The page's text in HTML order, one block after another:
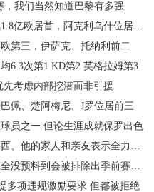
，我们当然知道巴黎有多强
亿欧居首，阿克利乌什位居第2
第三，伊萨克、托纳利前二
6.3次第1 KD第2 英格拉姆第3
考虑内部挖潜而非引援
佩、楚阿梅尼、J罗位居前三
员之一 但论生涯成就保罗出色
他的家人和亲友表示全力支持
预料到会被排除出季前赛名单
多项违规激励要求 但都被拒绝